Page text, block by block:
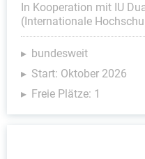
In Kooperation mit IU
(Internationale
bundesweit
Start: Oktober 2026
Freie Plätze: 1